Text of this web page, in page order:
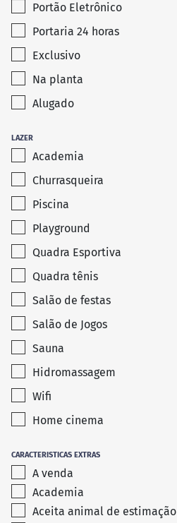
Portão Eletrônico
Portaria 24 horas
Exclusivo
Na planta
Alugado
LAZER
Academia
Churrasqueira
Piscina
Playground
Quadra Esportiva
Quadra tênis
Salão de festas
Salão de Jogos
Sauna
Hidromassagem
Wifi
Home cinema
CARACTERISTICAS EXTRAS
A venda
Academia
Aceita animal de estimação